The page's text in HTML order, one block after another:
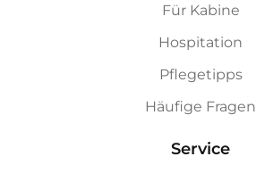
Für Kabine
Hospitation
Pflegetipps
Häufige Fragen
Service